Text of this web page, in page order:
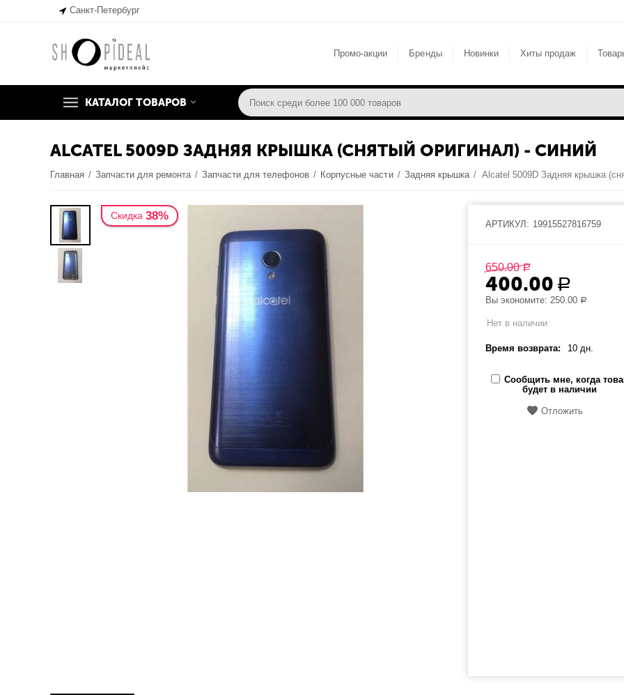
Санкт-Петербург
Промо-акции Бренды Новинки Хиты продаж
КАТАЛОГ ТОВАРОВ
ALCATEL 5009D ЗАДНЯЯ КРЫШКА (СНЯТЫЙ ОРИГИНАЛ) - СИНИЙ
Главная / Запчасти для ремонта / Запчасти для телефонов / Корпусные части / Задняя крышка /
Скидка 38%
АРТИКУЛ: 19915527816759
650.00 Р
400.00 Р
Вы экономите:250.00 Р
Нет в наличии
Время возврата: 10 дн.
Сообщить мне, когда
будет в наличии
Отложить